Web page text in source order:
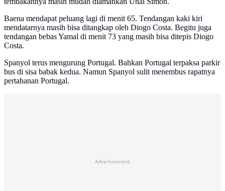
Baena mendapat peluang lagi di menit 65. Tendangan kaki kiri
mendatarnya masih bisa ditangkap oleh Diogo Costa. Begitu juga
tendangan bebas Yamal di menit 73 yang masih bisa ditepis Diogo
Costa.
Spanyol terus mengurung Portugal. Bahkan Portugal terpaksa parkir
bus di sisa babak kedua. Namun Spanyol sulit menembus rapatnya
pertahanan Portugal.
Advertisement